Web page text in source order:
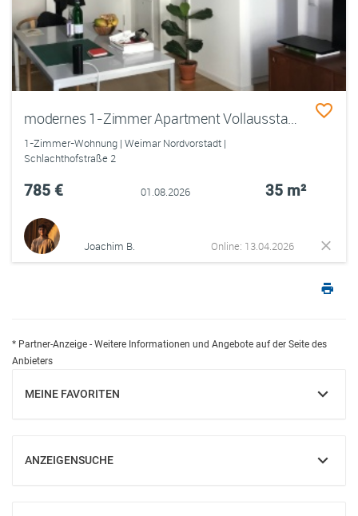
modernes 1-Zimmer Apartment Vollausstattung sucht Nachmieter/in
1-Zimmer-Wohnung | Weimar Nordvorstadt |
Schlachthofstraße 2
785 € 01.08.2026 35 m²
Joachim B. Online: 13.04.2026
* Partner-Anzeige - Weitere Informationen und Angebote auf der Seite des
Anbieters
MEINE FAVORITEN
EINBLENDEN
ANZEIGENSUCHE
EINBLENDEN